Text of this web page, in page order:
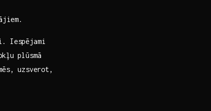
Iespējami
plūsmā
uzsverot,